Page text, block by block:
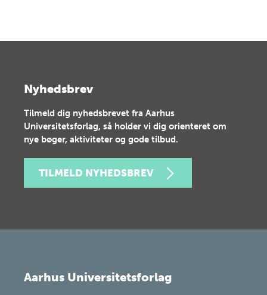
Nyhedsbrev
Tilmeld dig nyhedsbrevet fra Aarhus
Universitetsforlag, så holder vi dig orienteret om
nye bøger, aktiviteter og gode tilbud.
TILMELD NYHEDSBREV
Aarhus Universitetsforlag